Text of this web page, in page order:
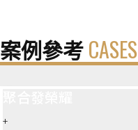
案例參考CASES
+